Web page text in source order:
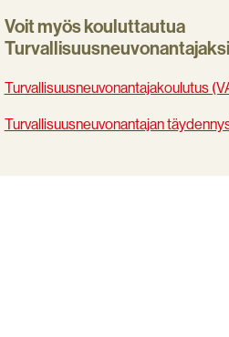
Voit myös kouluttautua
Turvallisuusneuvonantajakoulutus
Turvallisuusneuvonantajan